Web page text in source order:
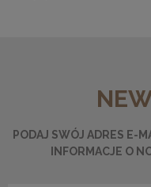
PODAJ SWÓJ ADRES E-
INFORMACJE O